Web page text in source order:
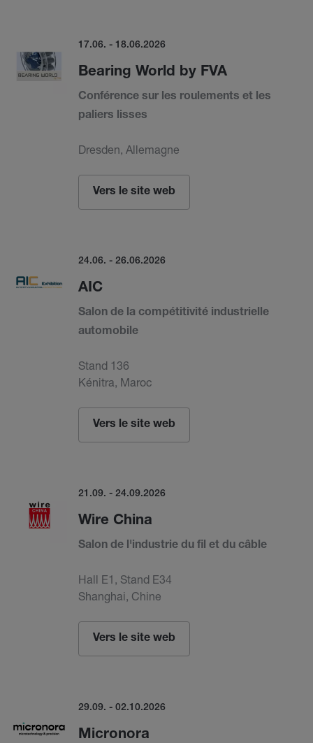
17.06. - 18.06.2026
Bearing World by FVA
Conférence sur les roulements et les
paliers lisses
Dresden, Allemagne
Vers le site web
24.06. - 26.06.2026
AIC
Salon de la compétitivité industrielle
automobile
Stand 136
Kénitra, Maroc
Vers le site web
21.09. - 24.09.2026
Wire China
Salon de l'industrie du fil et du câble
Hall E1, Stand E34
Shanghai, Chine
Vers le site web
29.09. - 02.10.2026
Micronora